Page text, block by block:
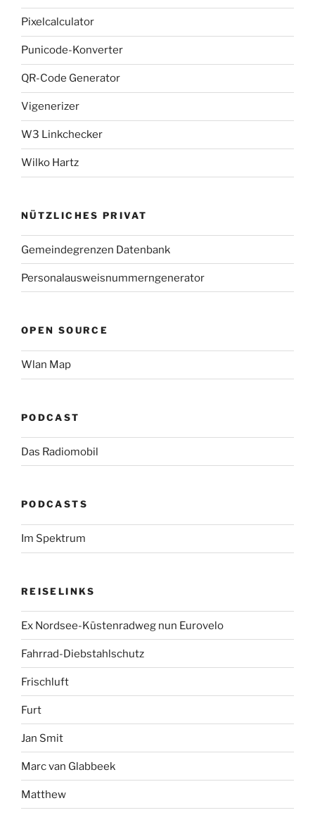
Pixelcalculator
Punicode-Konverter
QR-Code Generator
Vigenerizer
W3 Linkchecker
Wilko Hartz
NÜTZLICHES PRIVAT
Gemeindegrenzen Datenbank
Personalausweisnummerngenerator
OPEN SOURCE
Wlan Map
PODCAST
Das Radiomobil
PODCASTS
Im Spektrum
REISELINKS
Ex Nordsee-Küstenradweg nun Eurovelo
Fahrrad-Diebstahlschutz
Frischluft
Furt
Jan Smit
Marc van Glabbeek
Matthew